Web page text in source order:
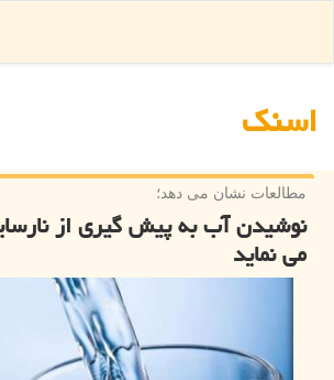
اسنك
مطالعات نشان می دهد؛
نوشیدن آب به پیش گیری از
می نماید